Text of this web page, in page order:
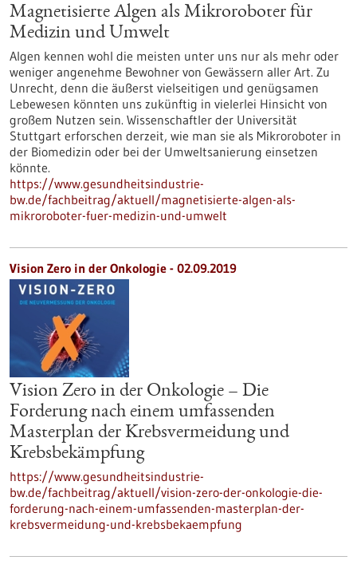
Magnetisierte Algen als Mikroroboter für
Medizin und Umwelt
Algen kennen wohl die meisten unter uns nur als mehr oder
weniger angenehme Bewohner von Gewässern aller Art. Zu
Unrecht, denn die äußerst vielseitigen und genügsamen
Lebewesen könnten uns zukünftig in vielerlei Hinsicht von
großem Nutzen sein. Wissenschaftler der Universität
Stuttgart erforschen derzeit, wie man sie als Mikroroboter in
der Biomedizin oder bei der Umweltsanierung einsetzen
könnte.
https://www.gesundheitsindustrie-
bw.de/fachbeitrag/aktuell/magnetisierte-algen-als-
mikroroboter-fuer-medizin-und-umwelt
Vision Zero in der Onkologie - 02.09.2019
Vision Zero in der Onkologie – Die
Forderung nach einem umfassenden
Masterplan der Krebsvermeidung und
Krebsbekämpfung
https://www.gesundheitsindustrie-
bw.de/fachbeitrag/aktuell/vision-zero-der-onkologie-die-
forderung-nach-einem-umfassenden-masterplan-der-
krebsvermeidung-und-krebsbekaempfung